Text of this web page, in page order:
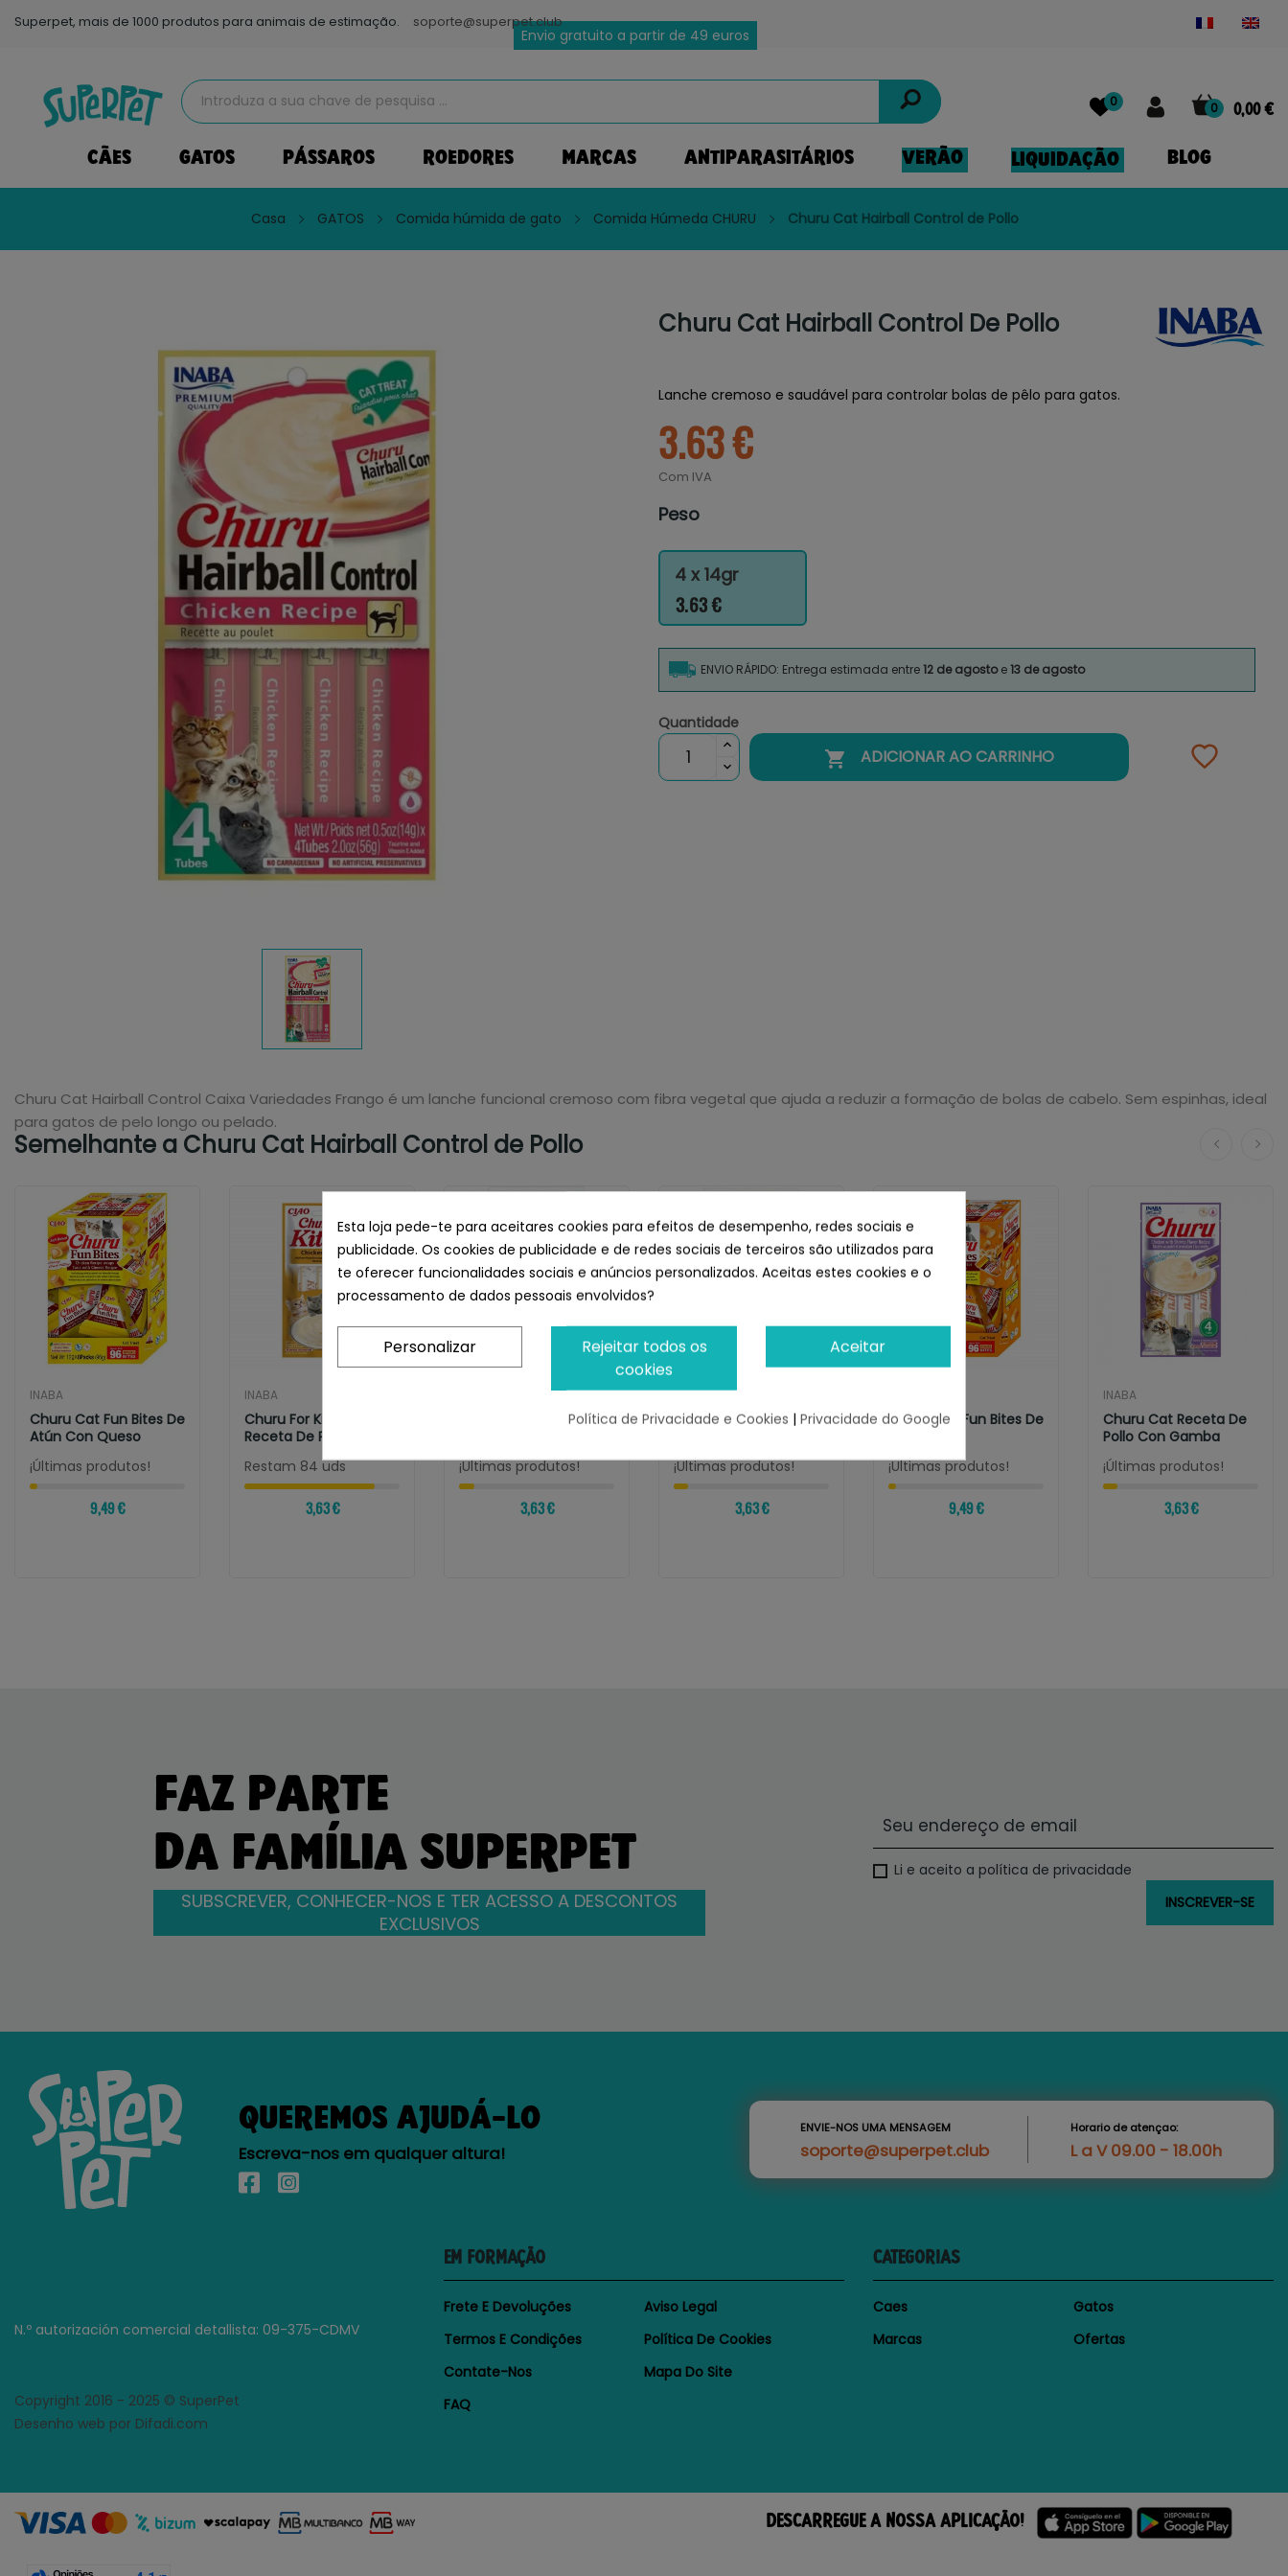
Superpet, mais de 1000 produtos para animais de estimação. soporte@superpet.club
Envio gratuito a partir de 49 euros
0 0,00 €
0
CÃES GATOS PÁSSAROS ROEDORES MARCAS ANTIPARASITÁRIOS VERÃO LIQUIDAÇÃO BLOG
Casa GATOS Comida húmida de gato Comida Húmeda CHURU Churu Cat Hairball Control de Pollo
Churu Cat Hairball Control De Pollo
Lanche cremoso e saudável para controlar bolas de pêlo para gatos.
3.63 €
Com IVA
Peso
4 x 14gr
3.63 €
ENVIO RÁPIDO: Entrega estimada entre12 de agostoe13 de agosto
Quantidade
 ADICIONAR AO CARRINHO
Churu Cat Hairball Control Caixa Variedades Frango é um lanche funcional cremoso com fibra vegetal que ajuda a reduzir a formação de bolas de cabelo. Sem espinhas, ideal
para gatos de pelo longo ou pelado.
Semelhante a Churu Cat Hairball Control de Pollo
INABA
Churu Cat Fun Bites De
Atún Con Queso
¡Últimas produtos!
9,49 €
INABA
Churu For Kitten
Receta De Pollo
Restam 84 uds
3,63 €
Churu Cat Receta De
¡Últimas produtos!
3,63 €
INABA
Churu Cat Receta De
¡Últimas produtos!
3,63 €
Churu Cat Fun Bites De
¡Últimas produtos!
9,49 €
INABA
Churu Cat Receta De
Pollo Con Gamba
¡Últimas produtos!
3,63 €
FAZ PARTE
DA FAMÍLIA SUPERPET
SUBSCREVER, CONHECER-NOS E TER ACESSO A DESCONTOS
EXCLUSIVOS
Li e aceito a política de privacidade
QUEREMOS AJUDÁ-LO
Escreva-nos em qualquer altura!
ENVIE-NOS UMA MENSAGEM
soporte@superpet.club
Horario de atençao:
L a V 09.00 - 18.00h
N.º autorización comercial detallista: 09-375-CDMV
Copyright 2016 - 2025 © SuperPet
Desenho web por Difadi.com
EM FORMAÇÃO
Frete E Devoluções
Aviso Legal
Termos E Condições
Política De Cookies
Contate-Nos
Mapa Do Site
FAQ
CATEGORIAS
Caes
Gatos
Marcas
Ofertas
DESCARREGUE A NOSSA APLICAÇÃO!
Esta loja pede-te para aceitares cookies para efeitos de desempenho, redes sociais e
publicidade. Os cookies de publicidade e de redes sociais de terceiros são utilizados para
te oferecer funcionalidades sociais e anúncios personalizados. Aceitas estes cookies e o
processamento de dados pessoais envolvidos?
Aceitar
Rejeitar todos os
cookies
Personalizar
Política de Privacidade e Cookies | Privacidade do Google